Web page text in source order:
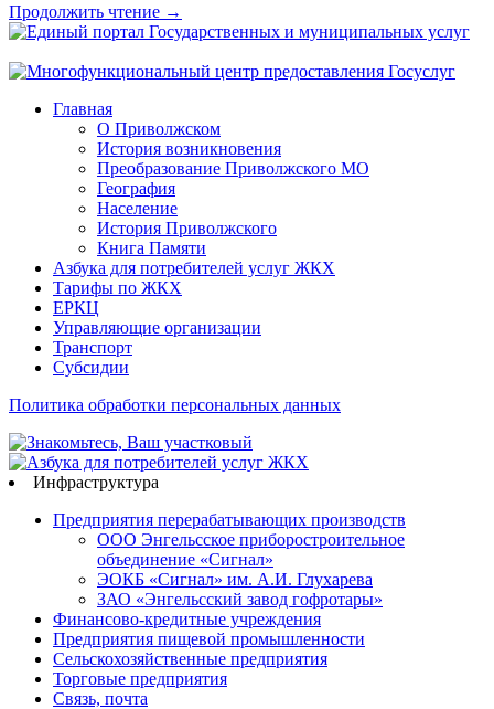
Продолжить чтение →
Главная
О Приволжском
История возникновения
Преобразование Приволжского МО
География
Население
История Приволжского
Книга Памяти
Азбука для потребителей услуг ЖКХ
Тарифы по ЖКХ
ЕРКЦ
Управляющие организации
Транспорт
Субсидии
Политика обработки персональных данных
Инфраструктура
Предприятия перерабатывающих производств
ООО Энгельсское приборостроительное
объединение «Сигнал»
ЭОКБ «Сигнал» им. А.И. Глухарева
ЗАО «Энгельсский завод гофротары»
Финансово-кредитные учреждения
Предприятия пищевой промышленности
Сельскохозяйственные предприятия
Торговые предприятия
Связь, почта